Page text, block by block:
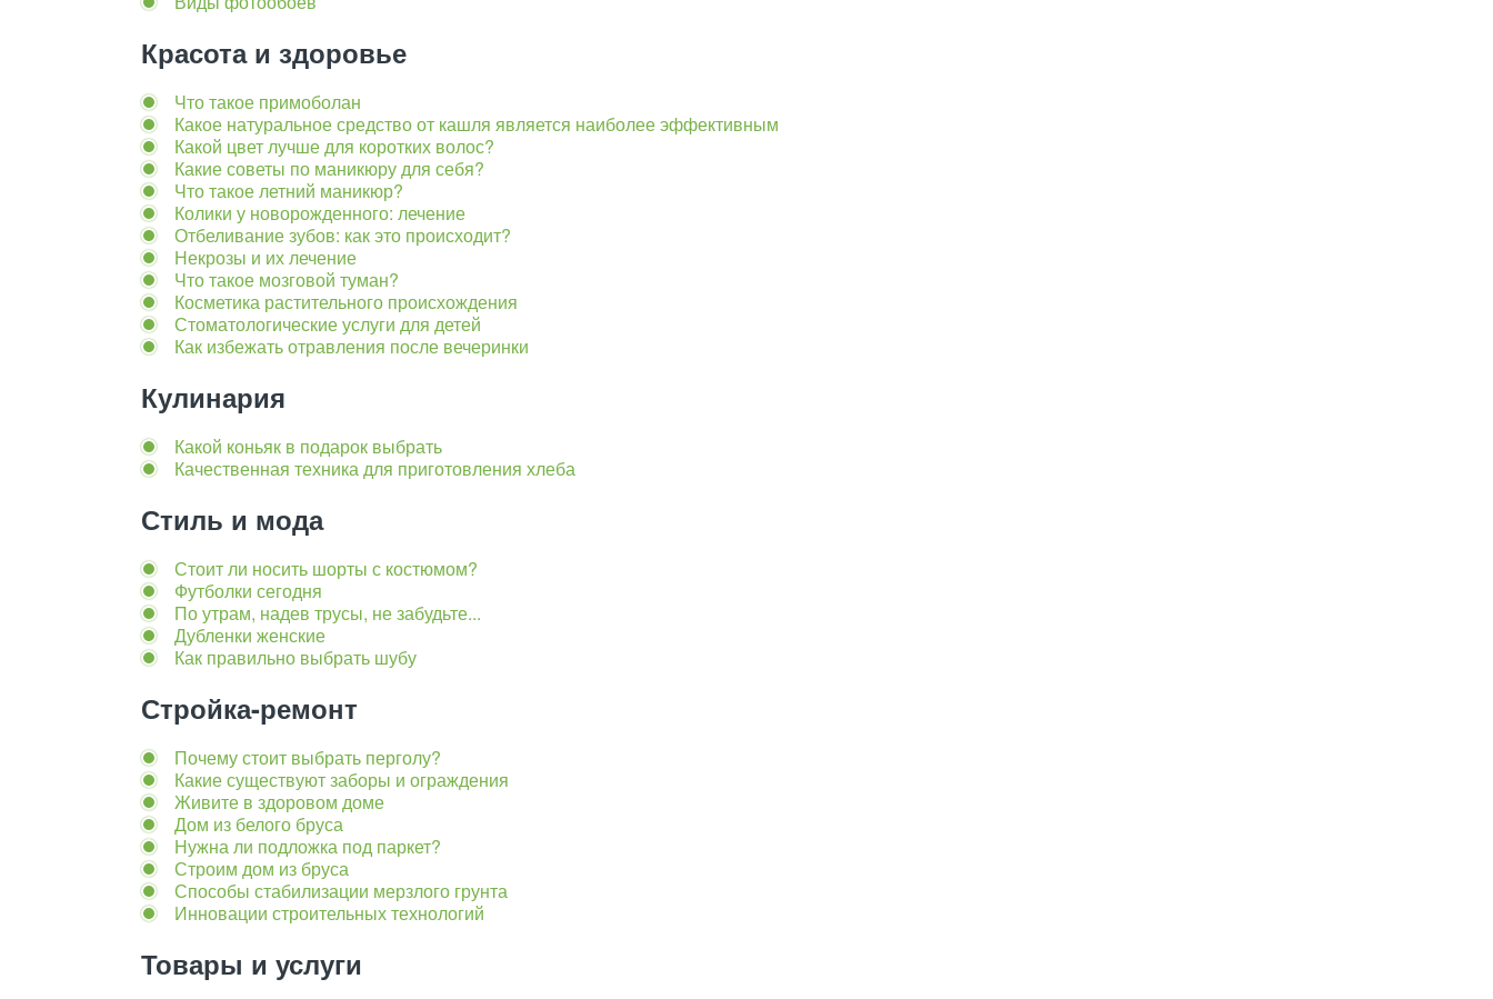
Красота и здоровье
Что такое примоболан
Какое натуральное средство от кашля является наиболее эффективным
Какой цвет лучше для коротких волос?
Какие советы по маникюру для себя?
Что такое летний маникюр?
Колики у новорожденного: лечение
Отбеливание зубов: как это происходит?
Некрозы и их лечение
Что такое мозговой туман?
Косметика растительного происхождения
Стоматологические услуги для детей
Как избежать отравления после вечеринки
Кулинария
Какой коньяк в подарок выбрать
Качественная техника для приготовления хлеба
Стиль и мода
Стоит ли носить шорты с костюмом?
Футболки сегодня
По утрам, надев трусы, не забудьте...
Дубленки женские
Как правильно выбрать шубу
Стройка-ремонт
Почему стоит выбрать перголу?
Какие существуют заборы и ограждения
Живите в здоровом доме
Дом из белого бруса
Нужна ли подложка под паркет?
Строим дом из бруса
Способы стабилизации мерзлого грунта
Инновации строительных технологий
Товары и услуги